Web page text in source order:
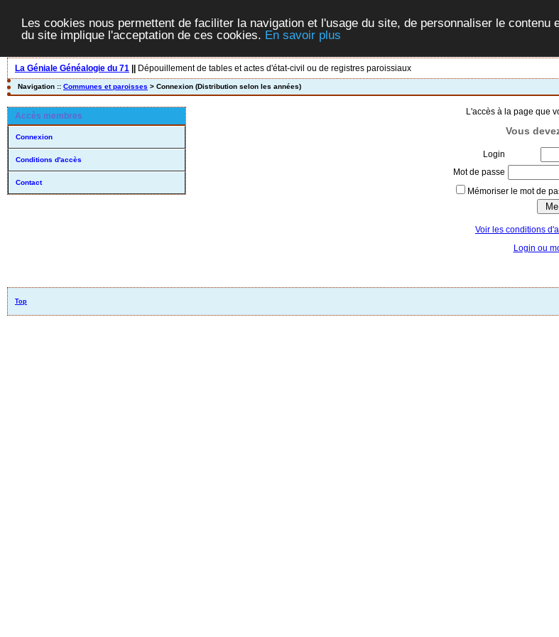
Les cookies nous permettent de faciliter la navigation et l'usage du site, de personnaliser le
du site implique l'acceptation de ces cookies. En savoir plus
La Géniale Généalogie du 71 Dépouillement de tables et actes d'état-civil ou de registres paroissiaux
Navigation :: Communes et paroisses > Connexion (Distribution selon les années)
Accès membres
Connexion
Conditions d'accès
Contact
L'accès à la page que
Vous
Login
Mot de passe
Mémoriser le mot de
Voir les conditions
Login ou
Top